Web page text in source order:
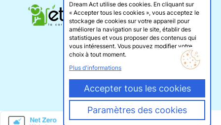
Dream Act utilise des cookies. En cliquant sur
« Accepter tous les cookies », vous acceptez le
stockage de cookies sur votre appareil pour
améliorer la navigation sur le site, établir des
statistiques et vous proposer des contenus qui
vous intéressent. Vous pouvez modifier votre
choix à tout moment.
Plus d'informations
Accepter tous les cookies
Paramètres des cookies